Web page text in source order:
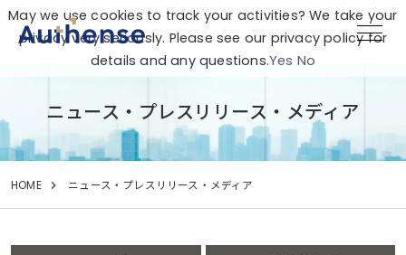
ニュース・プレスリリース・メディア
HOME ニュース・プレスリリース・メディア
May we use cookies to track your activities? We take your
privacy very seriously. Please see our privacy policy for
details and any questions.Yes No